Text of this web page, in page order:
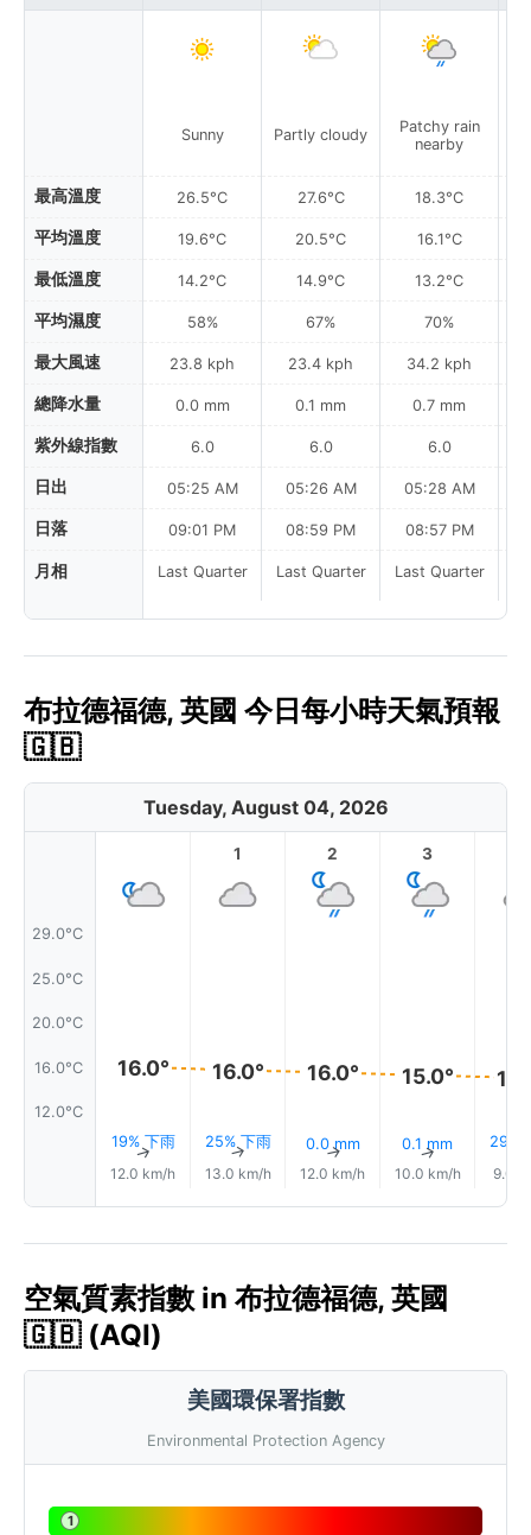
最高溫度
平均溫度
最低溫度
平均濕度
最大風速
總降水量
紫外線指數
日出
日落
月相
Sunny
26.5°C
19.6°C
14.2°C
58%
23.8 kph
0.0 mm
6.0
05:25 AM
09:01 PM
Last Quarter
Partly cloudy
27.6°C
20.5°C
14.9°C
67%
23.4 kph
0.1 mm
6.0
05:26 AM
08:59 PM
Last Quarter
Patchy rain
nearby
18.3°C
16.1°C
13.2°C
70%
34.2 kph
0.7 mm
6.0
05:28 AM
08:57 PM
Last Quarter
布拉德福德, 英國 今日每小時天氣預報
🇬🇧
Tuesday, August 04, 2026
29.0°C
25.0°C
20.0°C
16.0°C
12.0°C
16.0°
19% 下雨
↑
12.0 km/h
1
16.0°
25% 下雨
↑
13.0 km/h
2
16.0°
0.0 mm
↑
12.0 km/h
3
15.0°
0.1 mm
↑
10.0 km/h
29%
9.0
空氣質素指數 in 布拉德福德, 英國
🇬🇧 (AQI)
美國環保署指數
Environmental Protection Agency
1